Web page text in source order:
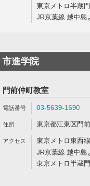
東京メトロ半蔵
JR京葉線 越中島
市進学院
門前仲町教室
03-5639-1690
東京都江東区門
東京メトロ東西
JR京葉線 越中島
東京メトロ半蔵